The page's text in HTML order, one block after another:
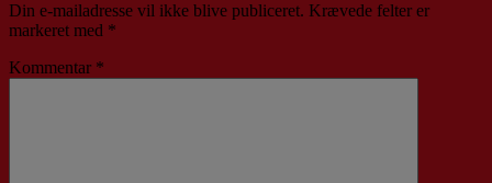
Din e-mailadresse vil ikke blive publiceret. Krævede felter er
markeret med *
Kommentar *